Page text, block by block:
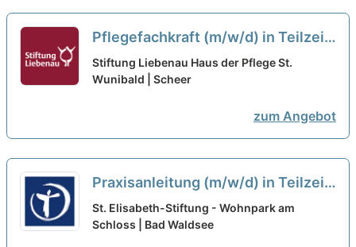
Pflegefachkraft (m/w/d) in Teilzeit
- Bei uns können Sie sich geborgen
fühlen!
neu
Stiftung Liebenau Haus der Pflege St.
Wunibald | Scheer
zum Angebot
Praxisanleitung (m/w/d) in Teilzeit
(50%) - Ein Arbeitsplatz in einer
familiären Arbeitsatmosphäre!
St. Elisabeth-Stiftung - Wohnpark am
Schloss | Bad Waldsee